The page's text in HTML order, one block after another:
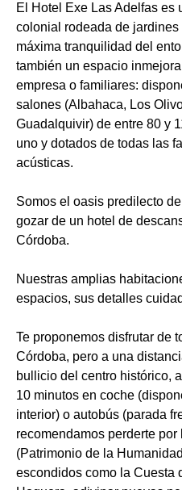
El Hotel Exe Las Adelfas es
colonial rodeada de
máxima tranquilidad del
también un espacio
empresa o familiares:
salones (Albahaca, Los
Guadalquivir) de entre 80 y
uno y dotados de todas las
acústicas.
Somos el oasis predilecto
gozar de un hotel de
Córdoba.
Nuestras amplias
espacios, sus detalles
Te proponemos disfrutar de
Córdoba, pero a una
bullicio del centro histórico,
10 minutos en coche
interior) o autobús (parada
recomendamos perderte
(Patrimonio de la
escondidos como la Cuesta